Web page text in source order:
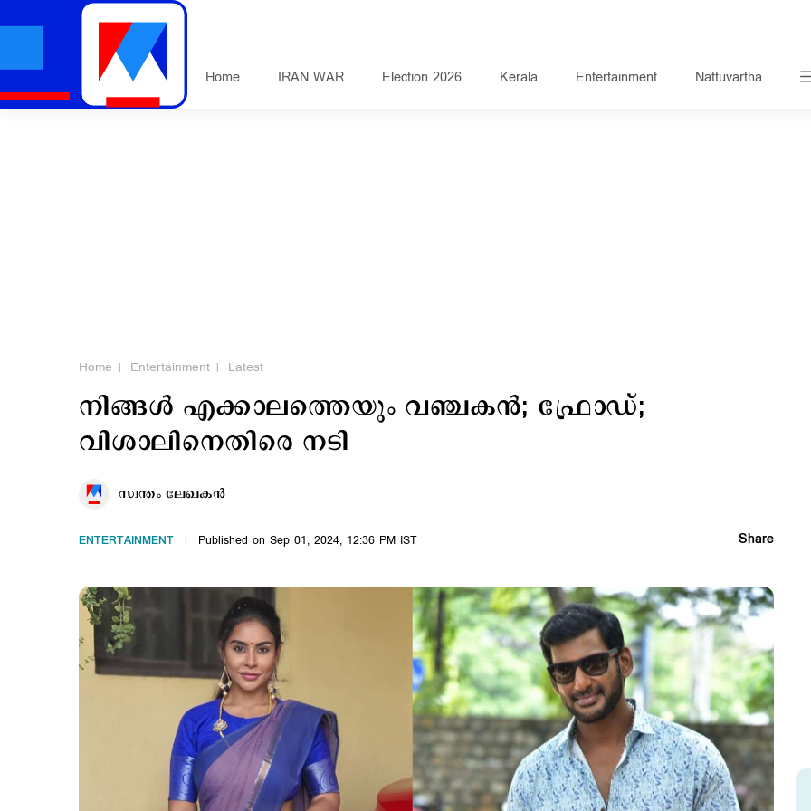
Home IRAN WAR Election 2026 Kerala Entertainment Nattuvartha
Home Entertainment Latest
നിങ്ങള്‍ എക്കാലത്തെയും വഞ്ചകന്‍; ഫ്രോഡ്;
വിശാലിനെതിരെ നടി
സ്വന്തം ലേഖകൻ
ENTERTAINMENT Published on Sep 01, 2024, 12:36 PM IST Share